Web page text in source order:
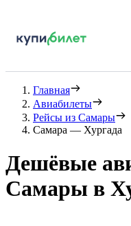
Главная
Авиабилеты
Рейсы из Самары
Самара — Хургада
Дешёвые
Самары в